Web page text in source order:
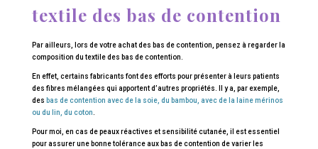
textile des bas de contention
Par ailleurs, lors de votre achat des bas de contention, pensez à regarder la
composition du textile des bas de contention.
En effet, certains fabricants font des efforts pour présenter à leurs patients
des fibres mélangées qui apportent d’autres propriétés. Il y a, par exemple,
des bas de contention avec de la soie, du bambou, avec de la laine mérinos
ou du lin, du coton
Pour moi, en cas de peaux réactives et sensibilité cutanée, il est essentiel
pour assurer une bonne tolérance aux bas de contention de varier les